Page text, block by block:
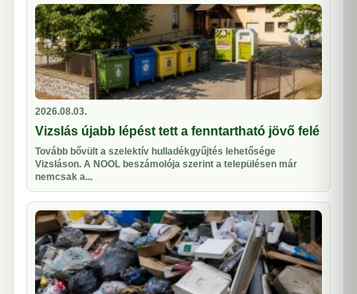
2026.08.03.
Vizslás újabb lépést tett a fenntartható jövő felé
Tovább bővült a szelektív hulladékgyűjtés lehetősége
Vizsláson. A NOOL beszámolója szerint a településen már
nemcsak a...